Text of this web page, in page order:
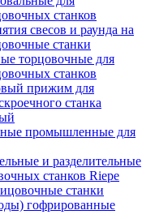
станков
свесов и раунда на
станки
торцовочные для
станков
прижим для
станка
промышленные для
и разделительные
станков Riepe
станки
гофрированные